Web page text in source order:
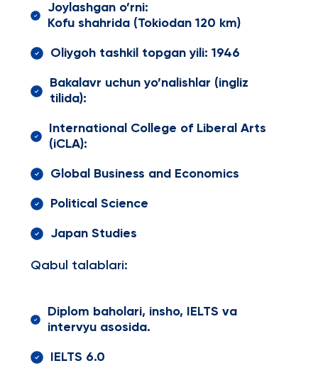
Joylashgan o’rni:
Kofu shahrida (Tokiodan 120 km)
Oliygoh tashkil topgan yili: 1946
Bakalavr uchun yo’nalishlar (ingliz
tilida):
International College of Liberal Arts
(iCLA):
Global Business and Economics
Political Science
Japan Studies
Qabul talablari:
Diplom baholari, insho, IELTS va
intervyu asosida.
IELTS 6.0